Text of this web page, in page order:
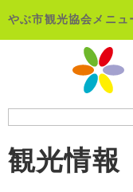
やぶ市観光協会メニュ
観光情報